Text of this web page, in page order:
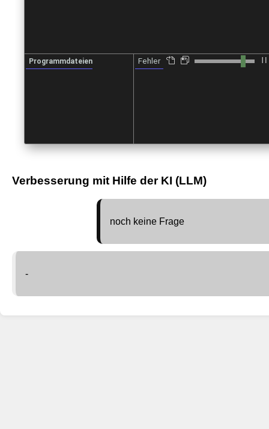
Verbesserung mit Hilfe der KI (LLM)
noch keine Frage
-